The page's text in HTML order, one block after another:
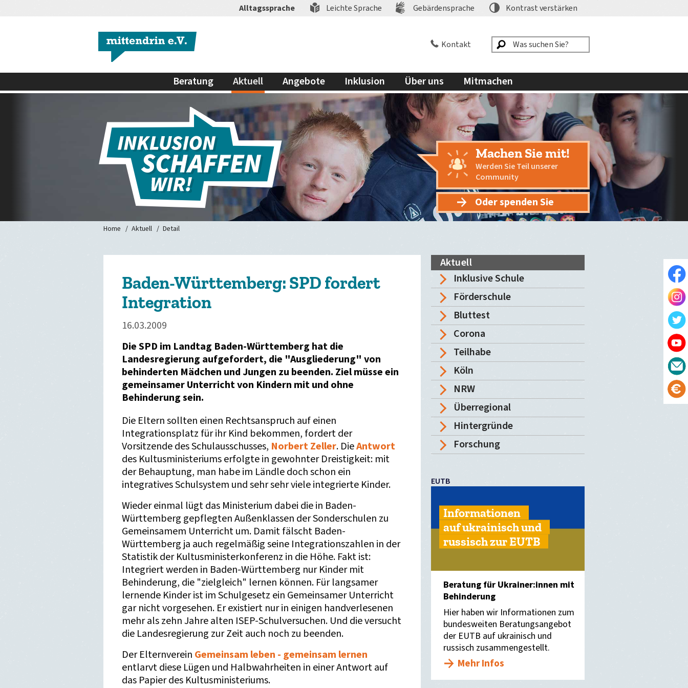
Alltagssprache Leichte Sprache Gebärdensprache Kontrastverstärken
Kontakt
Beratung Aktuell Angebote Inklusion Über uns Mitmachen
Machen Sie mit!
Werden Sie Teil unserer
Community
Oder spenden Sie
Home Aktuell Detail
Baden-Württemberg: SPD fordert
Integration
16.03.2009
Die SPD im Landtag Baden-Württemberg hat die
Landesregierung aufgefordert, die "Ausgliederung" von
behinderten Mädchen und Jungen zu beenden. Ziel müsse ein
gemeinsamer Unterricht von Kindern mit und ohne
Behinderung sein.
Die Eltern sollten einen Rechtsanspruch auf einen
Integrationsplatz für ihr Kind bekommen, fordert der
Vorsitzende des Schulausschusses, Norbert Zeller. DieAntwort
des Kultusministeriums erfolgte in gewohnter Dreistigkeit: mit
der Behauptung, man habe im Ländle doch schon ein
integratives Schulsystem und sehr sehr viele integrierte Kinder.
Wieder einmal lügt das Ministerium dabei die in Baden-
Württemberg gepflegten Außenklassen der Sonderschulen zu
Gemeinsamem Unterricht um. Damit fälscht Baden-
Württemberg ja auch regelmäßig seine Integrationszahlen in der
Statistik der Kultusministerkonferenz in die Höhe. Fakt ist:
Integriert werden in Baden-Württemberg nur Kinder mit
Behinderung, die "zielgleich" lernen können. Für langsamer
lernende Kinder ist im Schulgesetz ein Gemeinsamer Unterricht
gar nicht vorgesehen. Er existiert nur in einigen handverlesenen
mehr als zehn Jahre alten ISEP-Schulversuchen. Und die versucht
die Landesregierung zur Zeit auch noch zu beenden.
Der Elternverein Gemeinsam leben - gemeinsam lernen
entlarvt diese Lügen und Halbwahrheiten in einer Antwort auf
das Papier des Kultusministeriums.
Aktuell
Inklusive Schule
Förderschule
Bluttest
Corona
Teilhabe
Köln
NRW
Überregional
Hintergründe
Forschung
EUTB
Informationen
auf ukrainisch und
russisch zur EUTB
Beratung für Ukrainer:innen mit
Behinderung
Hier haben wir Informationen zum
bundesweiten Beratungsangebot
der EUTB auf ukrainisch und
russisch zusammengestellt.
Mehr Infos